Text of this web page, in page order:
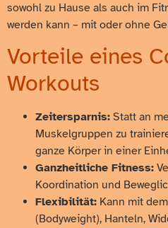
sowohl zu Hause als auch im
werden kann – mit oder ohne
Vorteile eines
Workouts
Zeitersparnis: Statt an
Muskelgruppen zu
ganze Körper in einer
Ganzheitliche Fitness:
Koordination und
Flexibilität: Kann mit
(Bodyweight), Hanteln,